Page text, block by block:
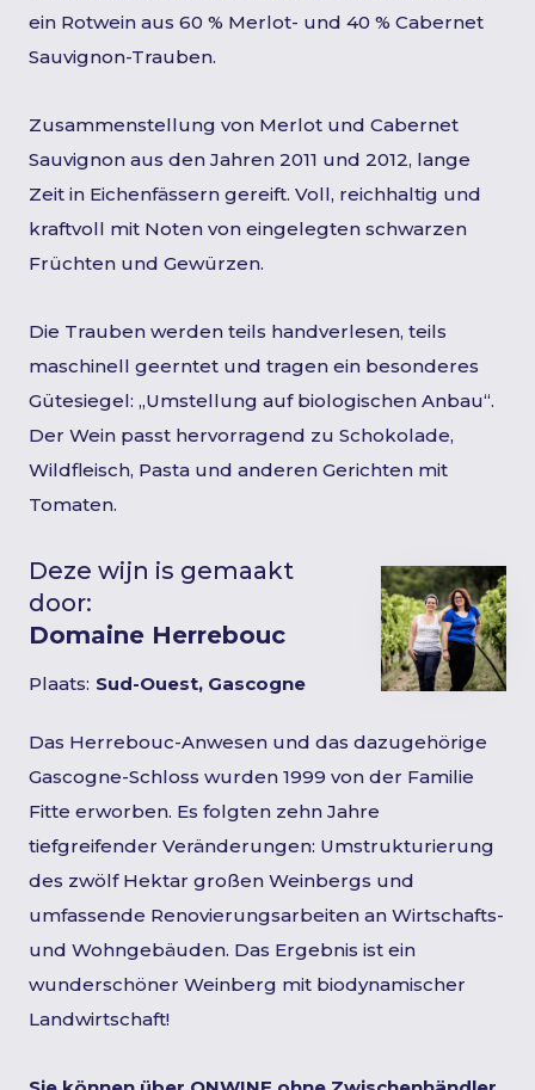
ein Rotwein aus 60 % Merlot- und 40 % Cabernet
Sauvignon-Trauben.
Zusammenstellung von Merlot und Cabernet
Sauvignon aus den Jahren 2011 und 2012, lange
Zeit in Eichenfässern gereift. Voll, reichhaltig und
kraftvoll mit Noten von eingelegten schwarzen
Früchten und Gewürzen.
Die Trauben werden teils handverlesen, teils
maschinell geerntet und tragen ein besonderes
Gütesiegel: „Umstellung auf biologischen Anbau“.
Der Wein passt hervorragend zu Schokolade,
Wildfleisch, Pasta und anderen Gerichten mit
Tomaten.
Deze wijn is gemaakt
door:
Domaine Herrebouc
Plaats: Sud-Ouest, Gascogne
Das Herrebouc-Anwesen und das dazugehörige
Gascogne-Schloss wurden 1999 von der Familie
Fitte erworben. Es folgten zehn Jahre
tiefgreifender Veränderungen: Umstrukturierung
des zwölf Hektar großen Weinbergs und
umfassende Renovierungsarbeiten an Wirtschafts-
und Wohngebäuden. Das Ergebnis ist ein
wunderschöner Weinberg mit biodynamischer
Landwirtschaft!